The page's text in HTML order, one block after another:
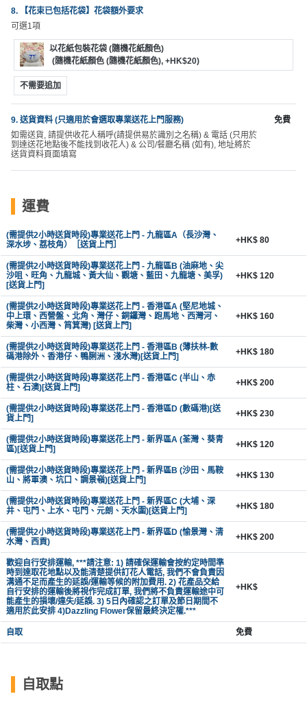
8. 【花束已包括花袋】花袋額外要求
可選1項
以花紙包裝花袋 (隨機花紙顏色)
(隨機花紙顏色 (隨機花紙顏色), +HK$20)
不需要追加
9. 送貨資料 (只適用於會選取專業送花上門服務)
如需送貨, 請提供收花人稱呼(請提供易於識別之名稱) & 電話 (只用於
到達送花地點後不能找到收花人) & 公司/餐廳名稱 (如有), 地址將於
送貨資料頁面填寫
免費
運費
(需提供2小時送貨時段)專業送花上門 - 九龍區A（長沙灣、
深水埗、荔枝角）［送貨上門］
+HK$ 80
(需提供2小時送貨時段)專業送花上門 - 九龍區B (油麻地、尖
沙咀、旺角、九龍城、黃大仙、觀塘、藍田、九龍塘、美孚)
[送貨上門]
+HK$ 120
(需提供2小時送貨時段)專業送花上門 - 香港區A (堅尼地城、
中上環、西營盤、北角、灣仔、銅鑼灣、跑馬地、西灣河、
柴灣、小西灣、筲箕灣) [送貨上門]
+HK$ 160
(需提供2小時送貨時段)專業送花上門 - 香港區B (薄扶林-數
碼港除外、香港仔、鴨脷洲、淺水灣)[送貨上門]
+HK$ 180
(需提供2小時送貨時段)專業送花上門 - 香港區C (半山、赤
柱、石澳)[送貨上門]
+HK$ 200
(需提供2小時送貨時段)專業送花上門 - 香港區D (數碼港)[送
貨上門]
+HK$ 230
(需提供2小時送貨時段)專業送花上門 - 新界區A (荃灣、葵青
區)[送貨上門]
+HK$ 120
(需提供2小時送貨時段)專業送花上門 - 新界區B (沙田、馬鞍
山、將軍澳、坑口、調景嶺)[送貨上門]
+HK$ 130
(需提供2小時送貨時段)專業送花上門 - 新界區C (大埔、深
井、屯門、上水、屯門、元朗、天水圍)[送貨上門]
+HK$ 180
(需提供2小時送貨時段)專業送花上門 - 新界區D (愉景灣、清
水灣、西貢)
+HK$ 200
歡迎自行安排運輸, ***請注意: 1) 請確保運輸會按約定時間準
時到達取花地點以及能清楚提供訂花人電話, 我們不會負責因
溝通不足而產生的延誤/運輸等候的附加費用. 2) 花產品交給
自行安排的運輸後將視作完成訂單, 我們將不負責運輸途中可
能產生的損壞/違失/延誤. 3) 5日內確認之訂單及節日期間不
適用於此安排 4)Dazzling Flower保留最終決定權.***
+HK$
自取 免費
自取點